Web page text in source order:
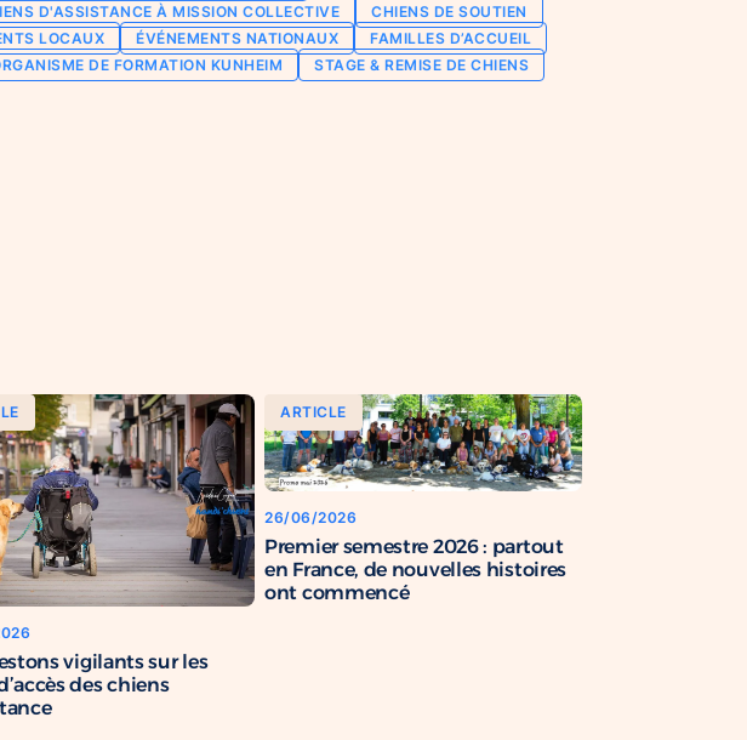
D'ASSISTANCE À MISSION COLLECTIVE
CHIENS DE SOUTIEN
LOCAUX ÉVÉNEMENTS NATIONAUX
FAMILLES D’ACCUEIL
DE FORMATION KUNHEIM STAGE & REMISE DE CHIENS
vigilants sur les
des chiens
ARTICLE
26/06/2026
Premier semestre 2026 : partout
en France, de nouvelles histoires
ont commencé